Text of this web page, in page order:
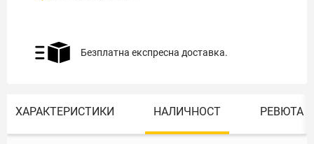
Безплатна експресна доставка.
ХАРАКТЕРИСТИКИ НАЛИЧНОСТ РЕВЮТА